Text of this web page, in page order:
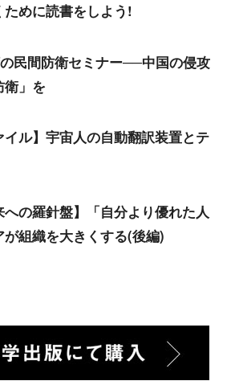
めに読書をしよう!
民間防衛セミナー──中国の侵攻
衛」を
イル】宇宙人の自動翻訳装置とテ
への羅針盤】「自分より優れた人
組織を大きくする(後編)